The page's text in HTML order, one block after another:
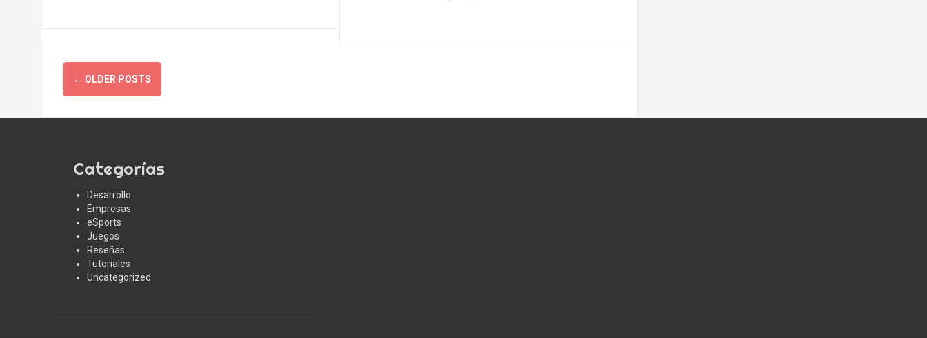
Posts
navigation
← OLDER POSTS
Categorías
Desarrollo
Empresas
eSports
Juegos
Reseñas
Tutoriales
Uncategorized